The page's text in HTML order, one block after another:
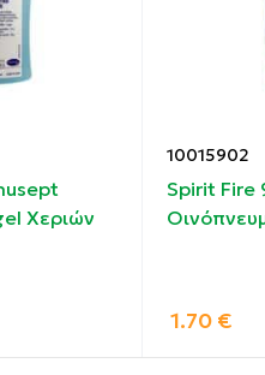
Χεριών
10015902
Spirit Fire
1.70 €